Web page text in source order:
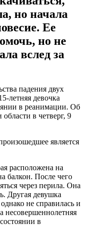
но начала
Ее
но не
вслед за
падения двух
летняя девочка
в реанимации. Об
в четверг, 9
является
расположена на
балкон. После чего
через перила. Она
Другая девушка
не справилась и
несовершеннолетняя
в